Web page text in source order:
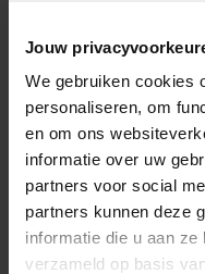
Jouw
We gebruiken cookies
personaliseren, om
en om ons
informatie over uw
partners voor social
partners kunnen deze
informatie die u aan
verzameld op basis